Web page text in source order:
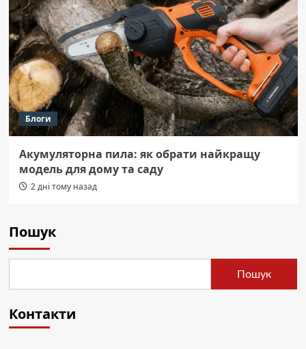
Блоги
Акумуляторна пила: як обрати найкращу
модель для дому та саду
2 дні тому назад
Пошук
Пошук
Контакти